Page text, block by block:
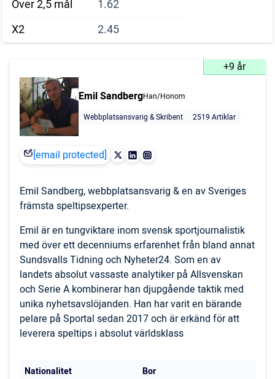
Över 2,5 mål
1.62
X2
2.45
+9 år
Emil SandbergHan/Honom
Webbplatsansvarig & Skribent
2519 Artiklar
[email protected]
Emil Sandberg, webbplatsansvarig & en av Sveriges
främsta speltipsexperter.
Emil är en tungviktare inom svensk sportjournalistik
med över ett decenniums erfarenhet från bland annat
Sundsvalls Tidning och Nyheter24. Som en av
landets absolut vassaste analytiker på Allsvenskan
och Serie A kombinerar han djupgående taktik med
unika nyhetsavslöjanden. Han har varit en bärande
pelare på Sportal sedan 2017 och är erkänd för att
leverera speltips i absolut världsklass
Nationalitet Bor